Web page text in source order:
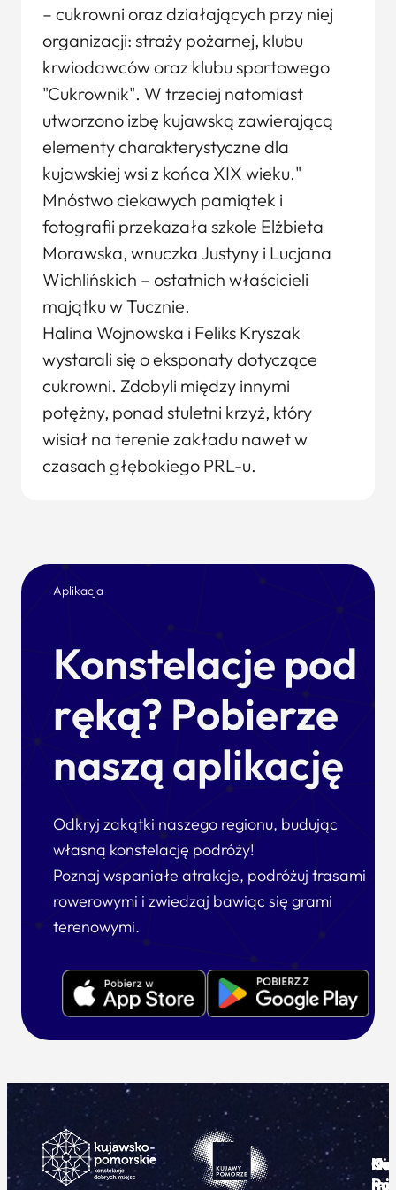
– cukrowni oraz działających przy niej
organizacji: straży pożarnej, klubu
krwiodawców oraz klubu sportowego
"Cukrownik". W trzeciej natomiast
utworzono izbę kujawską zawierającą
elementy charakterystyczne dla
kujawskiej wsi z końca XIX wieku."
Mnóstwo ciekawych pamiątek i
fotografii przekazała szkole Elżbieta
Morawska, wnuczka Justyny i Lucjana
Wichlińskich – ostatnich właścicieli
majątku w Tucznie.
Halina Wojnowska i Feliks Kryszak
wystarali się o eksponaty dotyczące
cukrowni. Zdobyli między innymi
potężny, ponad stuletni krzyż, który
wisiał na terenie zakładu nawet w
czasach głębokiego PRL-u.
Aplikacja
Konstelacje pod
ręką? Pobierze
naszą aplikację
Odkryj zakątki naszego regionu, budując
własną konstelację podróży!
Poznaj wspaniałe atrakcje, podróżuj trasami
rowerowymi i zwiedzaj bawiąc się grami
terenowymi.
i